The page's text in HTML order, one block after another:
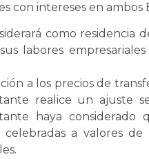
con intereses en ambos
como residencia
labores
a los precios de
realice un ajuste
haya considerado
celebradas a valores